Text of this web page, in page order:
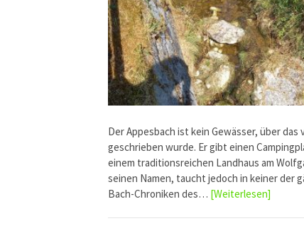
Der Appesbach ist kein Gewässer, über das
geschrieben wurde. Er gibt einen
einem traditionsreichen Landhaus am
seinen Namen, taucht jedoch in keiner der
Bach-Chroniken des… [Weiterlesen]